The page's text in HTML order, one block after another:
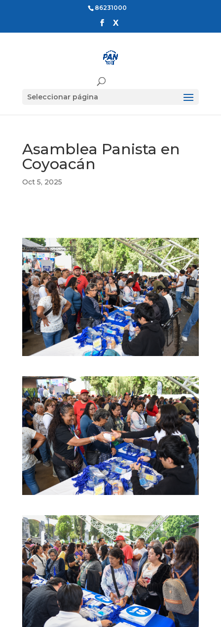
86231000
Seleccionar página
Asamblea Panista en
Coyoacán
Oct 5, 2025